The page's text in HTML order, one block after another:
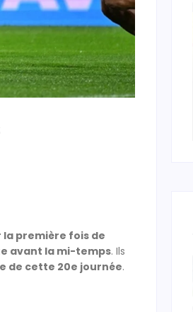
la première fois de
avant la mi-temps. Ils
de cette 20e journée.